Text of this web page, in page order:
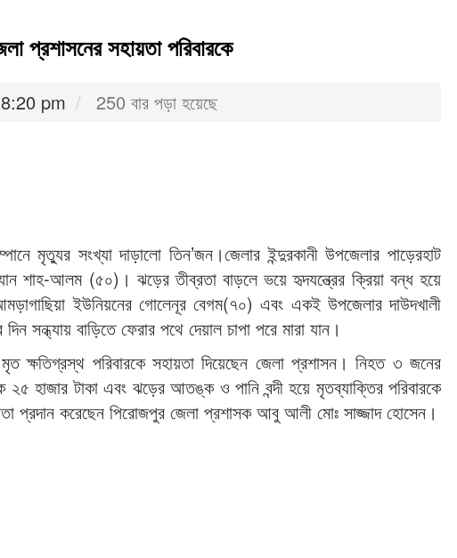
প্রশাসনের সহায়তা পরিবারকে
8:20 pm 250 বার পড়া হয়েছে
মৃত্যুর সংখ্যা দাড়ালো তিন’জন।জেলার ইন্দুরকানী উপজেলার পাড়েরহাট
যান শাহ-আলম (৫০)। ঝড়ের তীব্রতা বাড়লে ভয়ে হৃদযন্ত্রের ক্রিয়া বন্ধ হয়ে
ইউনিয়নের গোলেনূর বেগম(৭০) এবং একই উপজেলার দাউদখালী
সন্ধ্যায় বাড়িতে ফেরার পথে দেয়াল চাপা পরে মারা যান।
ক্ষতিগ্রস্থ পরিবারকে সহায়তা দিয়েছেন জেলা প্রশাসন। নিহত ৩ জনের
২৫ হাজার টাকা এবং ঝড়ের আতঙ্ক ও পানি বন্দী হয়ে মৃতব্যাক্তির পরিবারকে
প্রদান করেছেন পিরোজপুর জেলা প্রশাসক আবু আলী মোঃ সাজ্জাদ হোসেন।